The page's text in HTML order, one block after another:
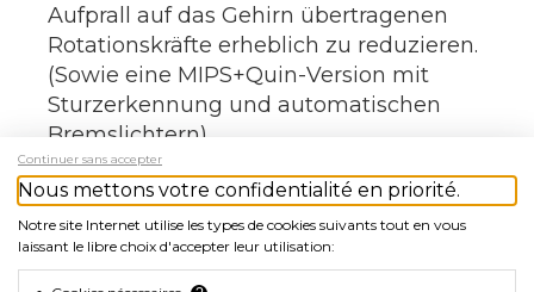
Aufprall auf das Gehirn übertragenen
Rotationskräfte erheblich zu reduzieren.
(Sowie eine MIPS+Quin-Version mit
Sturzerkennung und automatischen
Bremslichtern).
Warum sollten Sie sich für den Lumos
Nyxel-Helm entscheiden?(Wichtigste
Merkmale)
Continuer sans accepter
Nous mettons votre confidentialité en priorité.
Notre site Internet utilise les types de cookies suivants tout en vous
laissant le libre choix d'accepter leur utilisation: